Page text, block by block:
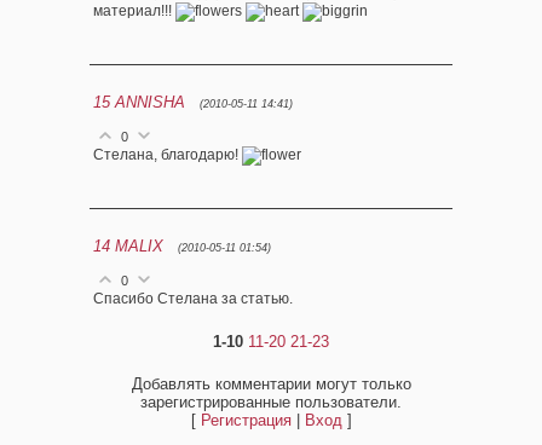
материал!!!
15 ANNISHA (2010-05-11 14:41)
0
Стелана, благодарю!
14 MALIX (2010-05-11 01:54)
0
Спасибо Стелана за статью.
1-10 11-20 21-23
Добавлять комментарии могут только
зарегистрированные пользователи.
[ Регистрация| Вход]